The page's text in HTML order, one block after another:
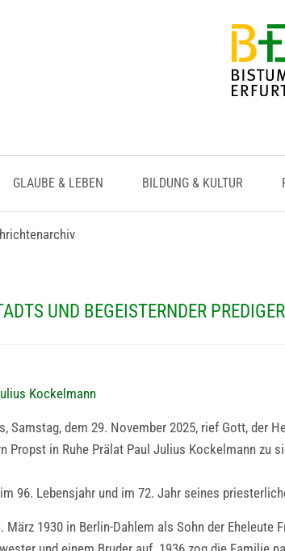
GLAUBE & LEBEN BILDUNG & KULTUR
UND BEGEISTERNDER
Kockelmann
Samstag, dem 29. November 2025, rief Gott, der
Propst in Ruhe Prälat Paul Julius Kockelmann zu
96. Lebensjahr und im 72. Jahr seines
1930 in Berlin-Dahlem als Sohn der Eheleute